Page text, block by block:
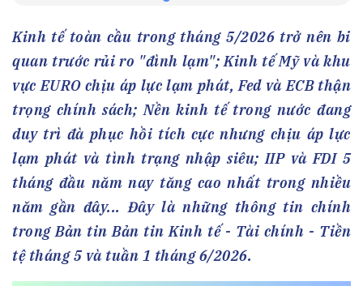
Kinh tế toàn cầu trong tháng 5/2026 trở nên bi
quan trước rủi ro "đình lạm"; Kinh tế Mỹ và khu
vực EURO chịu áp lực lạm phát, Fed và ECB thận
trọng chính sách; Nền kinh tế trong nước đang
duy trì đà phục hồi tích cực nhưng chịu áp lực
lạm phát và tình trạng nhập siêu; IIP và FDI 5
tháng đầu năm nay tăng cao nhất trong nhiều
năm gần đây... Đây là những thông tin chính
trong Bản tin Bản tin Kinh tế - Tài chính - Tiền
tệ tháng 5 và tuần 1 tháng 6/2026.